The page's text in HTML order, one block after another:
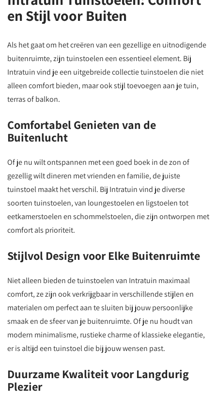
en Stijl voor Buiten
Als het gaat om het creëren van een gezellige en uitnodigende
buitenruimte, zijn tuinstoelen een essentieel element. Bij
Intratuin vind je een uitgebreide collectie tuinstoelen die niet
alleen comfort bieden, maar ook stijl toevoegen aan je tuin,
terras of balkon.
Comfortabel Genieten van de
Buitenlucht
Of je nu wilt ontspannen met een goed boek in de zon of
gezellig wilt dineren met vrienden en familie, de juiste
tuinstoel maakt het verschil. Bij Intratuin vind je diverse
soorten tuinstoelen, van loungestoelen en ligstoelen tot
eetkamerstoelen en schommelstoelen, die zijn ontworpen met
comfort als prioriteit.
Stijlvol Design voor Elke Buitenruimte
Niet alleen bieden de tuinstoelen van Intratuin maximaal
comfort, ze zijn ook verkrijgbaar in verschillende stijlen en
materialen om perfect aan te sluiten bij jouw persoonlijke
smaak en de sfeer van je buitenruimte. Of je nu houdt van
modern minimalisme, rustieke charme of klassieke elegantie,
er is altijd een tuinstoel die bij jouw wensen past.
Duurzame Kwaliteit voor Langdurig
Plezier